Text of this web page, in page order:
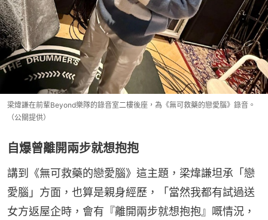
梁煒謙在前輩Beyond樂隊的錄音室二樓後座，為《無可救藥的戀愛腦》錄音。
（公關提供）
自爆曾離開兩步就想抱抱
講到《無可救藥的戀愛腦》這主題，梁煒謙坦承「戀
愛腦」方面，也算是親身經歷，「當然我都有試過送
女方返屋企時，會有『離開兩步就想抱抱』嘅情況，